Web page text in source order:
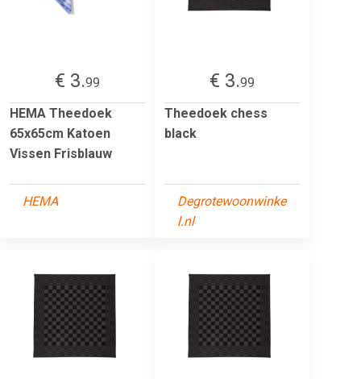
€ 3.99
HEMA Theedoek
65x65cm Katoen
Vissen Frisblauw
HEMA
€ 3.99
Theedoek chess
black
Degrotewoonwinke
l.nl